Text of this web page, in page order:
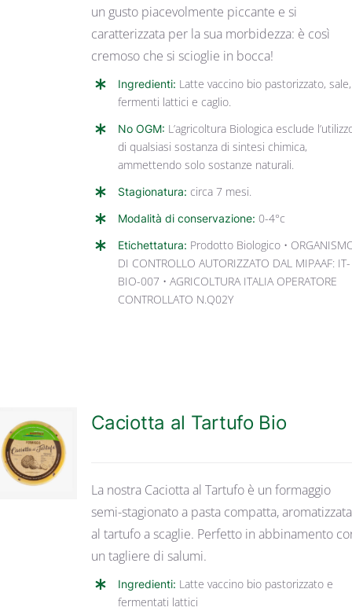
un gusto piacevolmente piccante e si
caratterizzata per la sua morbidezza: è così
cremoso che si scioglie in bocca!
Ingredienti: Latte vaccino bio pastorizzato, sale,
fermenti lattici e caglio.
No OGM: L’agricoltura Biologica esclude
di qualsiasi sostanza di sintesi chimica,
ammettendo solo sostanze naturali.
Stagionatura: circa 7 mesi.
Modalità di conservazione: 0-4°c
Etichettatura: Prodotto Biologico •
DI CONTROLLO AUTORIZZATO DAL MIPAAF: IT-
BIO-007 • AGRICOLTURA ITALIA OPERATORE
CONTROLLATO N.Q02Y
DETTAGLI
Caciotta al Tartufo Bio
La nostra Caciotta al Tartufo è un formaggio
semi-stagionato a pasta compatta, aromatizzata
al tartufo a scaglie. Perfetto in abbinamento
un tagliere di salumi.
Ingredienti: Latte vaccino bio pastorizzato e
fermentati lattici